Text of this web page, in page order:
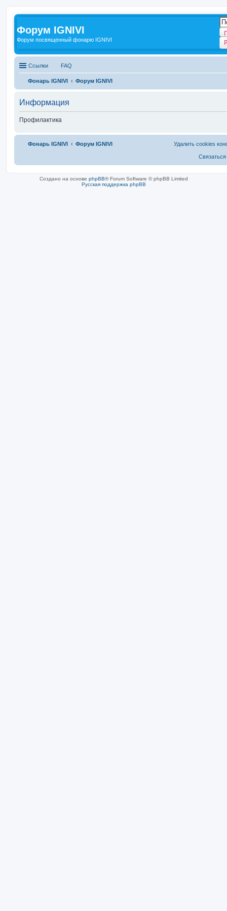
Форум IGNIVI
Форум посвященный фонарю IGNIVI
Ссылки FAQ
Фонарь IGNIVI Форум IGNIVI
Информация
Профилактика
Фонарь IGNIVI Форум IGNIVI Удалить cookies
Создано на основе phpBB® Forum Software © phpBB Limited
Русская поддержка phpBB